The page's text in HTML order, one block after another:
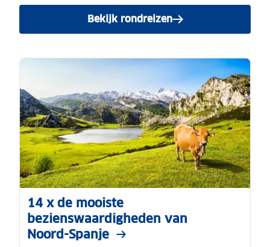
Bekijk rondreizennaar Noord-Spanje
14 x de mooiste
bezienswaardigheden van
Noord-Spanje